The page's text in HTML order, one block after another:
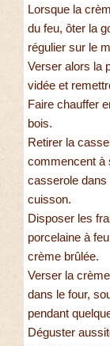
Lorsque la
du feu, ôter la
régulier sur le
Verser alors la
vidée et
Faire chauffer
bois.
Retirer la
commencent à
casserole dans
cuisson.
Disposer les
porcelaine à
crème brûlée.
Verser la
dans le four,
pendant
Déguster